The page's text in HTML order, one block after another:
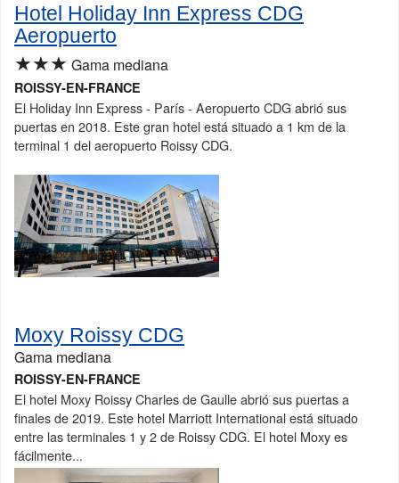
Hotel Holiday Inn Express CDG
Aeropuerto
★★★ Gama mediana
ROISSY-EN-FRANCE
El Holiday Inn Express - París - Aeropuerto CDG abrió sus
puertas en 2018. Este gran hotel está situado a 1 km de la
terminal 1 del aeropuerto Roissy CDG.
Moxy Roissy CDG
Gama mediana
ROISSY-EN-FRANCE
El hotel Moxy Roissy Charles de Gaulle abrió sus puertas a
finales de 2019. Este hotel Marriott International está situado
entre las terminales 1 y 2 de Roissy CDG. El hotel Moxy es
fácilmente...